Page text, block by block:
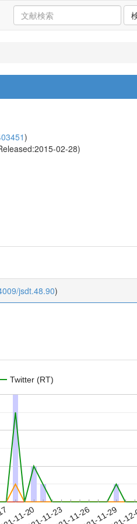
)
02-28)
jsdt.48.90)
Twitter (RT)